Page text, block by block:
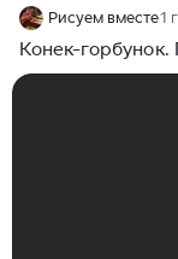
Рисуем вместе1
Конек-